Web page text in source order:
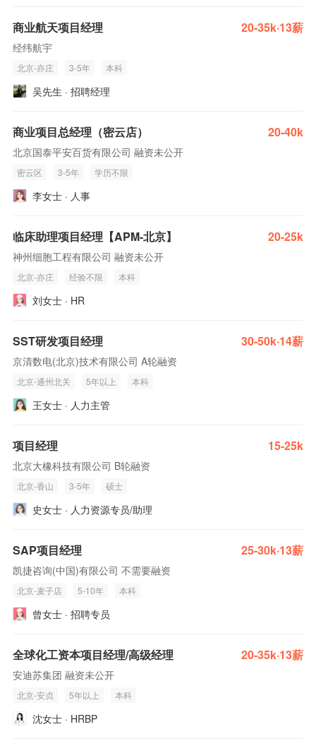
商业航天项目经理 20-35k·13薪
经纬航宇
北京-亦庄 3-5年 本科
吴先生 · 招聘经理
商业项目总经理（密云店） 20-40k
北京国泰平安百货有限公司 融资未公开
密云区 3-5年 学历不限
李女士 · 人事
临床助理项目经理【APM-北京】 20-25k
神州细胞工程有限公司 融资未公开
北京-亦庄 经验不限 本科
刘女士 · HR
SST研发项目经理 30-50k·14薪
京清数电(北京)技术有限公司 A轮融资
北京-通州北关 5年以上 本科
王女士 · 人力主管
项目经理 15-25k
北京大橡科技有限公司 B轮融资
北京-香山 3-5年 硕士
史女士 · 人力资源专员/助理
SAP项目经理 25-30k·13薪
凯捷咨询(中国)有限公司 不需要融资
北京-麦子店 5-10年 本科
曾女士 · 招聘专员
全球化工资本项目经理/高级经理 20-35k·13薪
安迪苏集团 融资未公开
北京-安贞 5年以上 本科
沈女士 · HRBP